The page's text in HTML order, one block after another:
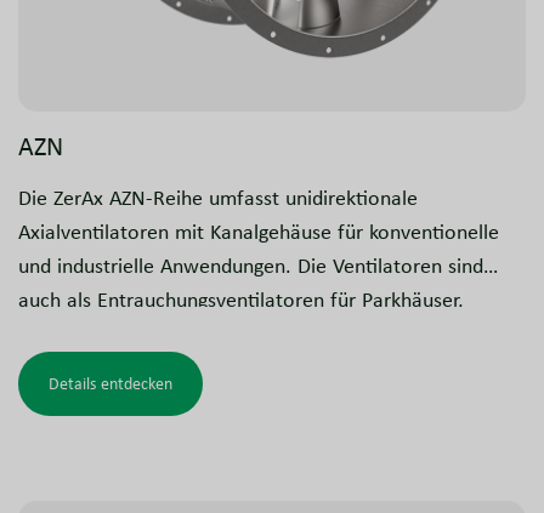
AZN
Die ZerAx AZN-Reihe umfasst unidirektionale
Axialventilatoren mit Kanalgehäuse für konventionelle
und industrielle Anwendungen. Die Ventilatoren sind
auch als Entrauchungsventilatoren für Parkhäuser,
Einsatzbereiche erhältlich. Diese Modelle sind getestet
und zugelassen für Entrauchungsanlagen.
Details entdecken